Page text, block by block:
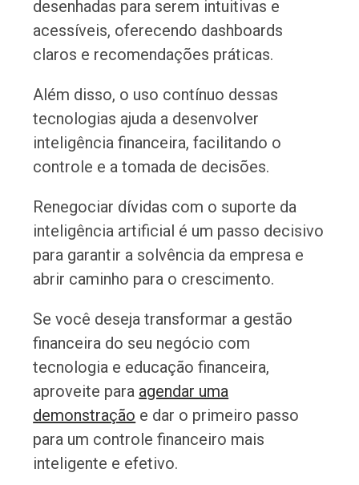
desenhadas para serem intuitivas e
acessíveis, oferecendo dashboards
claros e recomendações práticas.
Além disso, o uso contínuo dessas
tecnologias ajuda a desenvolver
inteligência financeira, facilitando o
controle e a tomada de decisões.
Renegociar dívidas com o suporte da
inteligência artificial é um passo decisivo
para garantir a solvência da empresa e
abrir caminho para o crescimento.
Se você deseja transformar a gestão
financeira do seu negócio com
tecnologia e educação financeira,
aproveite para agendar uma
demonstração e dar o primeiro passo
para um controle financeiro mais
inteligente e efetivo.